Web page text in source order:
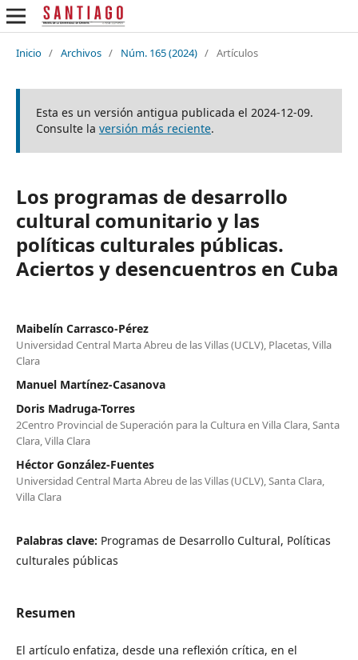
Inicio / Archivos / Núm. 165 (2024) / Artículos
Esta es un versión antigua publicada el 2024-12-09.
Consulte la versión más reciente.
Los programas de desarrollo
cultural comunitario y las
políticas culturales públicas.
Aciertos y desencuentros en Cuba
Maibelín Carrasco-Pérez
Universidad Central Marta Abreu de las Villas (UCLV), Placetas, Villa
Clara
Manuel Martínez-Casanova
Doris Madruga-Torres
2Centro Provincial de Superación para la Cultura en Villa Clara, Santa
Clara, Villa Clara
Héctor González-Fuentes
Universidad Central Marta Abreu de las Villas (UCLV), Santa Clara,
Villa Clara
Palabras clave: Programas de Desarrollo Cultural, Políticas
culturales públicas
Resumen
El artículo enfatiza, desde una reflexión crítica, en el